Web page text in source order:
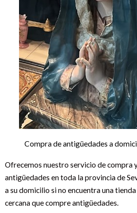
Compra de antigüedades a
Ofrecemos nuestro servicio de compra
antigüedades en toda la provincia de
a su domicilio si no encuentra una
cercana que compre antigüedades.